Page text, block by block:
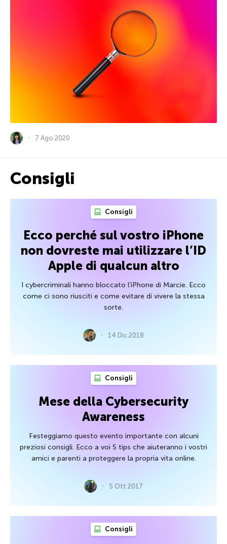
7 Ago 2020
Consigli
Consigli
Ecco perché sul vostro iPhone
non dovreste mai utilizzare l’ID
Apple di qualcun altro
I cybercriminali hanno bloccato l’iPhone di Marcie. Ecco
come ci sono riusciti e come evitare di vivere la stessa
sorte.
14 Dic 2018
Consigli
Mese della Cybersecurity
Awareness
Festeggiamo questo evento importante con alcuni
preziosi consigli. Ecco a voi 5 tips che aiuteranno i vostri
amici e parenti a proteggere la propria vita online.
5 Ott 2017
Consigli